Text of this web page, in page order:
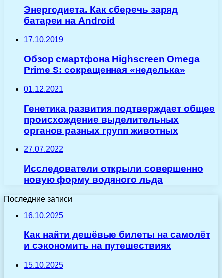
Энергодиета. Как сберечь заряд
батареи на Android
17.10.2019
Обзор смартфона Highscreen Omega
Prime S: сокращенная «неделька»
01.12.2021
Генетика развития подтверждает общее
происхождение выделительных
органов разных групп животных
27.07.2022
Исследователи открыли совершенно
новую форму водяного льда
Последние записи
16.10.2025
Как найти дешёвые билеты на самолёт
и сэкономить на путешествиях
15.10.2025